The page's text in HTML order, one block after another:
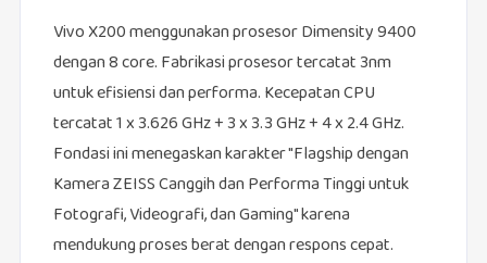
Vivo X200 menggunakan prosesor Dimensity 9400
dengan 8 core. Fabrikasi prosesor tercatat 3nm
untuk efisiensi dan performa. Kecepatan CPU
tercatat 1 x 3.626 GHz + 3 x 3.3 GHz + 4 x 2.4 GHz.
Fondasi ini menegaskan karakter "Flagship dengan
Kamera ZEISS Canggih dan Performa Tinggi untuk
Fotografi, Videografi, dan Gaming" karena
mendukung proses berat dengan respons cepat.